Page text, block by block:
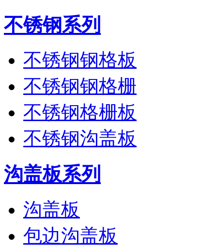
不锈钢系列
不锈钢钢格板
不锈钢钢格栅
不锈钢格栅板
不锈钢沟盖板
沟盖板系列
沟盖板
包边沟盖板